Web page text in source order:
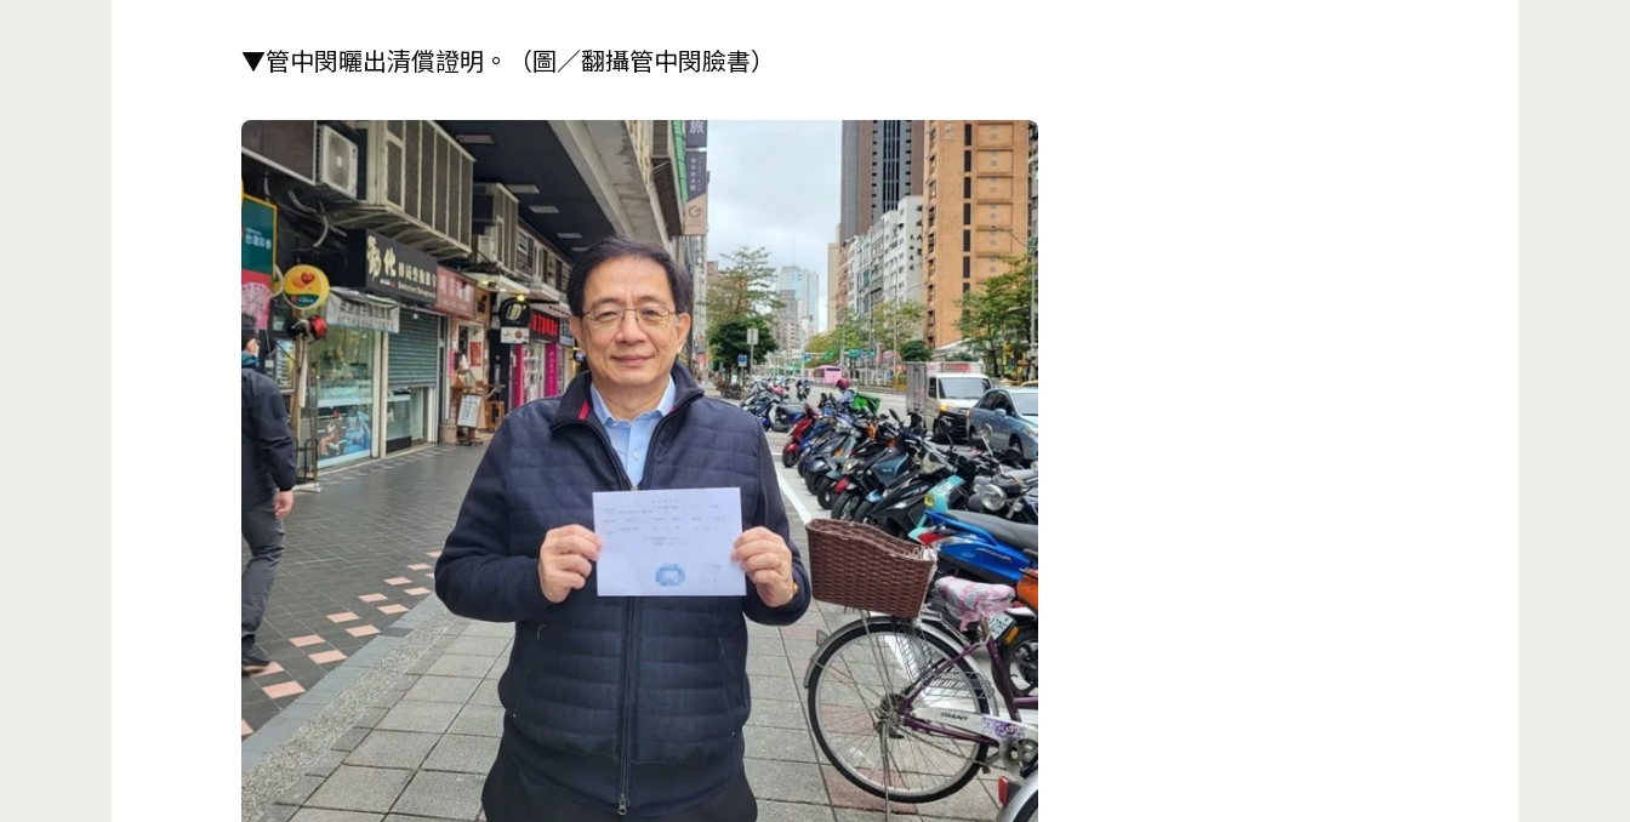
▼管中閔曬出清償證明。（圖／翻攝管中閔臉書）